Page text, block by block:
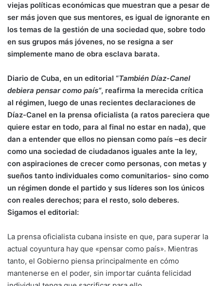
viejas políticas económicas que muestran que a pesar de
ser más joven que sus mentores, es igual de ignorante en
los temas de la gestión de una sociedad que, sobre todo
en sus grupos más jóvenes, no se resigna a ser
simplemente mano de obra esclava barata.
Diario de Cuba, en un editorial “También Díaz-Canel
debiera pensar como país”, reafirma la merecida crítica
al régimen, luego de unas recientes declaraciones de
Díaz-Canel en la prensa oficialista (a ratos pareciera que
quiere estar en todo, para al final no estar en nada), que
dan a entender que ellos no piensan como país –es decir
como una sociedad de ciudadanos iguales ante la ley,
con aspiraciones de crecer como personas, con metas y
sueños tanto individuales como comunitarios- sino como
un régimen donde el partido y sus líderes son los únicos
con reales derechos; para el resto, solo deberes.
Sigamos el editorial:
La prensa oficialista cubana insiste en que, para superar la
actual coyuntura hay que «pensar como país». Mientras
tanto, el Gobierno piensa principalmente en cómo
mantenerse en el poder, sin importar cuánta felicidad